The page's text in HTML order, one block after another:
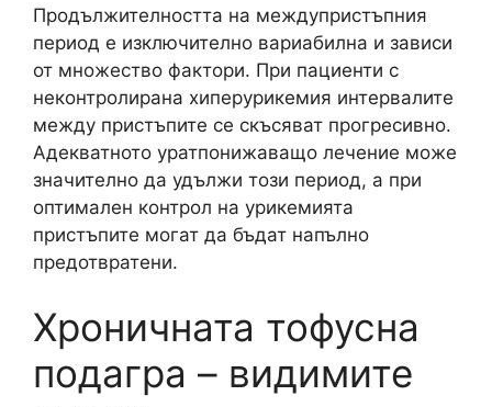
Продължителността на междупристъпния
период е изключително вариабилна и зависи
от множество фактори. При пациенти с
неконтролирана хиперурикемия интервалите
между пристъпите се скъсяват прогресивно.
Адекватното уратпонижаващо лечение може
значително да удължи този период, а при
оптимален контрол на урикемията
пристъпите могат да бъдат напълно
предотвратени.
Хроничната тофусна
подагра – видимите